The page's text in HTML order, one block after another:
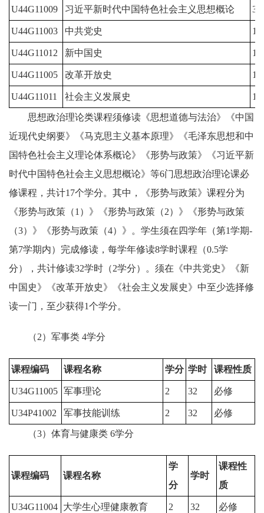
U44G11009 习近平新时代中国特色社会主义思想概论 3.0
U44G11003 中共党史 1.0
U44G11012 新中国史 1.0
U44G11005 改革开放史 1.0
U44G11011 社会主义发展史 1.0
思想政治理论类课程须修读《思想道德与法治》《中国
近现代史纲要》《马克思主义基本原理》《毛泽东思想和中
国特色社会主义理论体系概论》《形势与政策》《习近平新
时代中国特色社会主义思想概论》等6门思想政治理论课必
修课程，共计17个学分。其中，《形势与政策》课程分为
《形势与政策（1）》《形势与政策（2）》《形势与政策
（3）》《形势与政策（4）》。学生须在四学年（第1学期-
第7学期内）完成修读，每学年修读8学时课程（0.5学
分），共计修读32学时（2学分）。须在《中共党史》《新
中国史》《改革开放史》《社会主义发展史》中至少选择修
读一门，至少获得1个学分。
（2）军事类 4学分
课程编码 课程名称 学分 学时 课程性质
U34G11005 军事理论 2 32 必修
U34P41002 军事技能训练 2 32 必修
（3）体育与健康类 6学分
课程编码 课程名称
学
分
学时
课程性
质
U34G11004 大学生心理健康教育 2 32 必修